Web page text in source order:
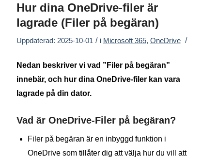
Hur dina OneDrive-filer är
lagrade (Filer på begäran)
Uppdaterad: 2025-10-01 / i Microsoft 365, OneDrive /
Nedan beskriver vi vad ”Filer på begäran”
innebär, och hur dina OneDrive-filer kan vara
lagrade på din dator.
Vad är OneDrive-Filer på begäran?
Filer på begäran är en inbyggd funktion i
OneDrive som tillåter dig att välja hur du vill att